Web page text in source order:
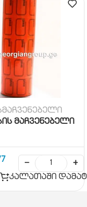
მაჩვენებელი
−
+
კალათაში